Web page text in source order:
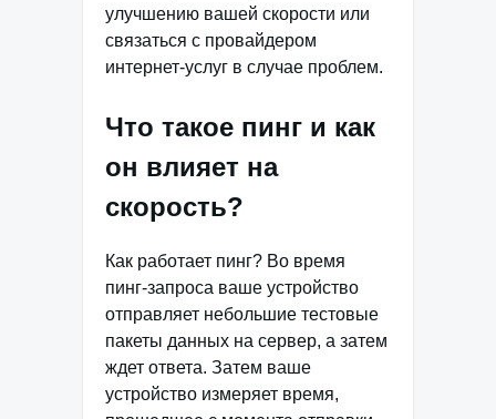
улучшению вашей скорости или
связаться с провайдером
интернет-услуг в случае проблем.
Что такое пинг и как
он влияет на
скорость?
Как работает пинг? Во время
пинг-запроса ваше устройство
отправляет небольшие тестовые
пакеты данных на сервер, а затем
ждет ответа. Затем ваше
устройство измеряет время,